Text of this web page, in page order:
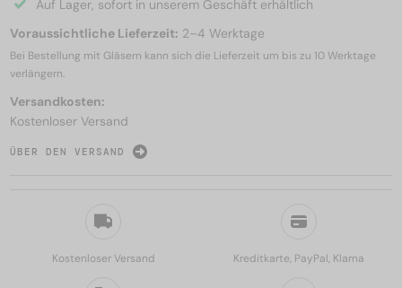
Kostenloser Versand Kreditkarte, PayPal, Klarna
Auf Lager, sofort in unserem Geschäft erhältlich
Voraussichtliche Lieferzeit: 2–4 Werktage
Bei Bestellung mit Gläsern kann sich die Lieferzeit um bis zu 10 Werktage
verlängern.
Versandkosten:
Kostenloser Versand
ÜBER DEN VERSAND